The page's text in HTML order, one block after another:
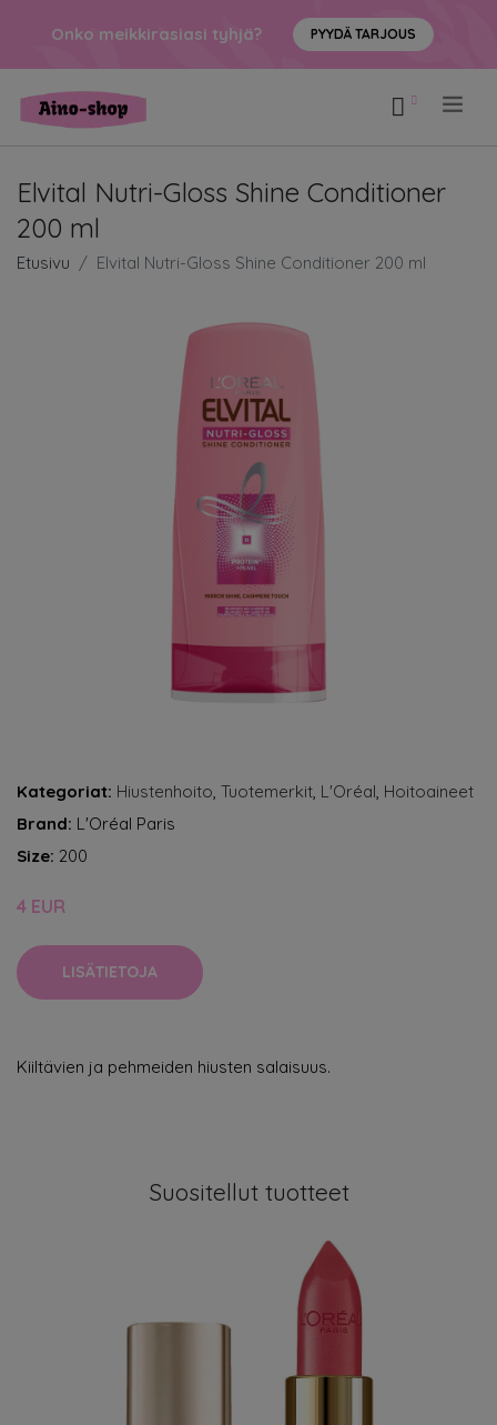
Onko meikkirasiasi tyhjä? PYYDÄ TARJOUS
Elvital Nutri-Gloss Shine Conditioner
200 ml
Etusivu Elvital Nutri-Gloss Shine Conditioner 200 ml
Kategoriat: Hiustenhoito, Tuotemerkit, L'Oréal, Hoitoaineet
Brand: L'Oréal Paris
Size: 200
4 EUR
LISÄTIETOJA
Kiiltävien ja pehmeiden hiusten salaisuus.
Suositellut tuotteet